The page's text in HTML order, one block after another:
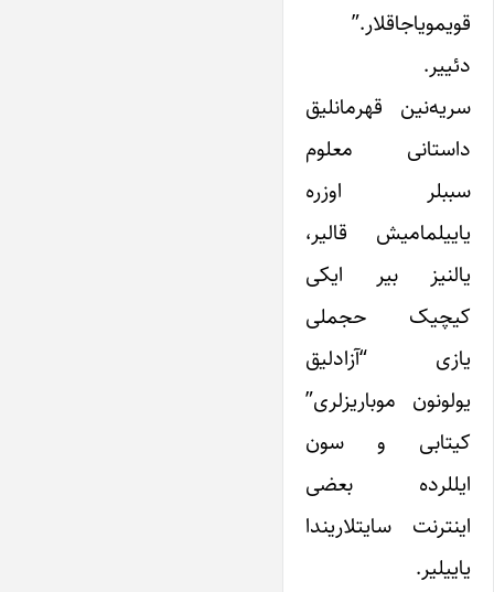
قویمویاجاقلار.”
دئییر.
سریه‌نین قهرمانلیق
داستانی معلوم
سببلر اوزره
یاییلمامیش قالیر،
یالنیز بیر ایکی
کیچیک حجملی
یازی “آزادلیق
یولونون موباریزلری”
کیتابی و سون
ایللرده بعضی
اینترنت سایتلاریندا
یاییلیر.